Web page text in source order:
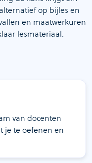
van docenten
je te oefenen en
op bijles en
en maatwerkuren
lesmateriaal.